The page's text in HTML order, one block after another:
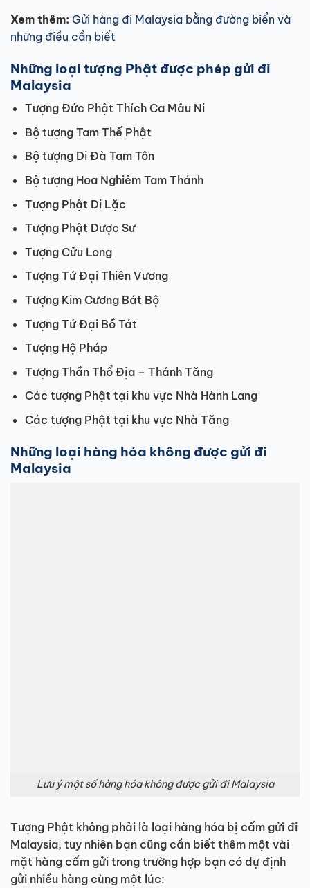
Xem thêm: Gửi hàng đi Malaysia bằng đường biển và
những điều cần biết
Những loại tượng Phật được phép gửi đi
Malaysia
Tượng Đức Phật Thích Ca Mâu Ni
Bộ tượng Tam Thế Phật
Bộ tượng Di Đà Tam Tôn
Bộ tượng Hoa Nghiêm Tam Thánh
Tượng Phật Di Lặc
Tượng Phật Dược Sư
Tượng Cửu Long
Tượng Tứ Đại Thiên Vương
Tượng Kim Cương Bát Bộ
Tượng Tứ Đại Bồ Tát
Tượng Hộ Pháp
Tượng Thần Thổ Địa – Thánh Tăng
Các tượng Phật tại khu vực Nhà Hành Lang
Các tượng Phật tại khu vực Nhà Tăng
Những loại hàng hóa không được gửi đi
Malaysia
Lưu ý một số hàng hóa không được gửi đi Malaysia
Tượng Phật không phải là loại hàng hóa bị cấm gửi đi
Malaysia, tuy nhiên bạn cũng cần biết thêm một vài
mặt hàng cấm gửi trong trường hợp bạn có dự định
gửi nhiều hàng cùng một lúc: